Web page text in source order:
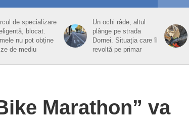
de specializare
blocat.
nu pot obține
de mediu
Un ochi râde, altul
plânge pe strada
Dornei. Situația care îl
revoltă pe primar
Marathon” va